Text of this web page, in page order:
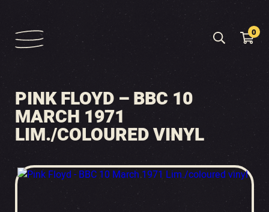
0
PINK FLOYD – BBC 10
MARCH 1971
LIM./COLOURED VINYL